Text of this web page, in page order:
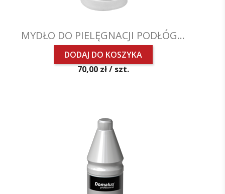
MYDŁO DO PIELĘGNACJI PODŁÓG...
DODAJ DO KOSZYKA
Cena
70,00 zł / szt.